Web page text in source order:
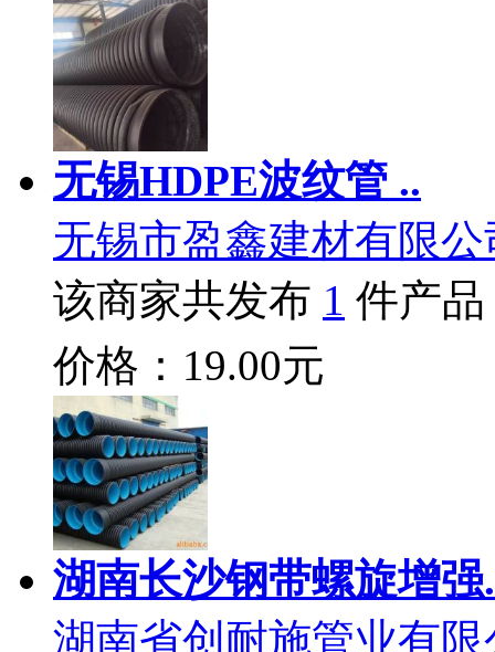
无锡HDPE波纹管 ..
无锡市盈鑫建材有限公
该商家共发布 1 件产品
价格：19.00元
湖南长沙钢带螺旋增强
湖南省创耐施管业有限